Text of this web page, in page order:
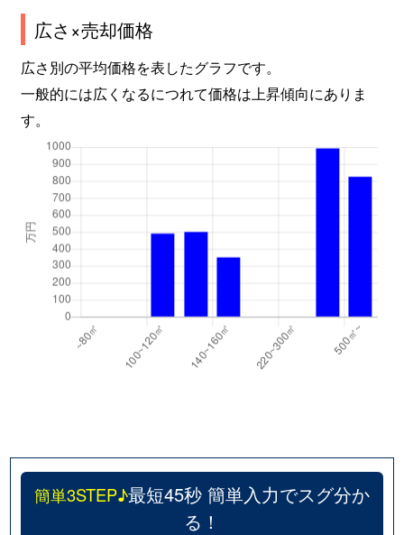
広さ×売却価格
広さ別の平均価格を表したグラフです。
一般的には広くなるにつれて価格は上昇傾向にありま
す。
簡単3STEP♪最短45秒 簡単入力でスグ分か
る！